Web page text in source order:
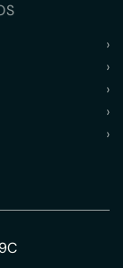
›
›
›
›
›